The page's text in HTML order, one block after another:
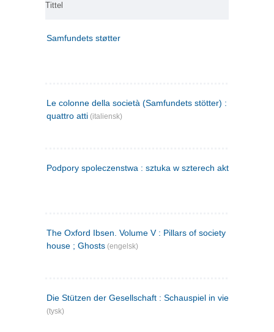
Tittel
Samfundets støtter
Le colonne della società (Samfundets stötter) : commedia
quattro atti (italiensk)
Podpory spoleczenstwa : sztuka w szterech aktach
The Oxford Ibsen. Volume V : Pillars of society ; A doll's
house ; Ghosts (engelsk)
Die Stützen der Gesellschaft : Schauspiel in vier Aufzügen
(tysk)